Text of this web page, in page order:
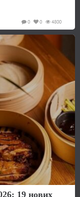
4800
0
0
19 нових